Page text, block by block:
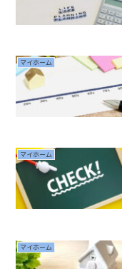
マイホーム
マイホーム
マイホーム